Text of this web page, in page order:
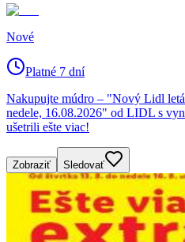
Nové
Platné 7 dní
Nakupujte múdro – "Nový Lidl
nedele, 16.08.2026" od LIDL s
ušetrili ešte viac!
Zobraziť Sledovať